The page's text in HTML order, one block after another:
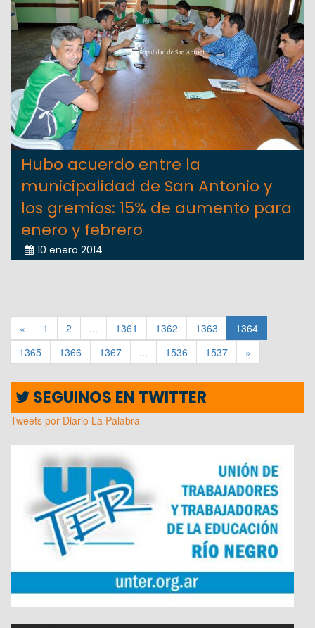
Hubo acuerdo entre la
municipalidad de San Antonio y
los gremios: 15% de aumento para
enero y febrero
10 enero 2014
« 1 2 ... 1361 1362 1363
1364
1365
1366 1367 ... 1536 1537 »
SEGUINOS EN TWITTER
Tweets por Diario La Palabra